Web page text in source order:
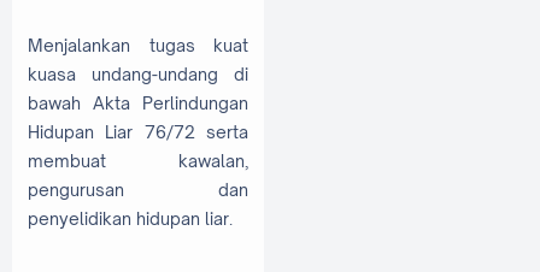
Menjalankan tugas kuat
kuasa undang-undang di
bawah Akta Perlindungan
Hidupan Liar 76/72 serta
membuat kawalan,
pengurusan dan
penyelidikan hidupan liar.